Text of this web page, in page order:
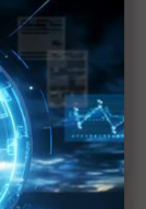
寸產品版
全力衝刺電